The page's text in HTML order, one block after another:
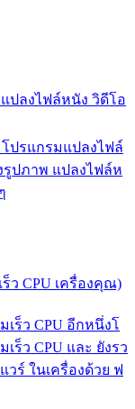
แปลงไฟล์หนัง วิดีโอ
โปรแกรมแปลงไฟล์
รูปภาพ แปลงไฟล์ห
ว CPU เครื่องคุณ)
ร็ว CPU อีกหนึ่งโ
ร็ว CPU และ ยังรว
ร์ ในเครื่องด้วย ฟ